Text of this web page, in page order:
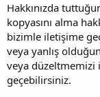
Hakkınızda
kopyasını alma
bizimle iletişime
veya yanlış
veya düzeltmemizi
geçebilirsiniz.